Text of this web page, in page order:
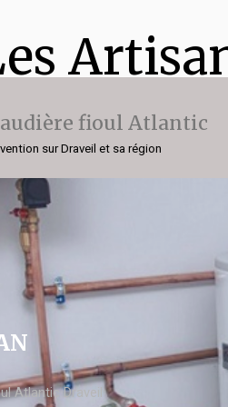
fioul Atlantic
sur Draveil et sa région
Atlantic Draveil